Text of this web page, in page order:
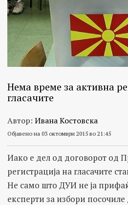
Нема време за активна
гласачите
Автор: Ивана Костовска
Објавено на 03 октомври 2015 во 21:45
Иако е дел од договорот од
регистрација на гласачите
Не само што ДУИ не ја
експерти за избори посочиле